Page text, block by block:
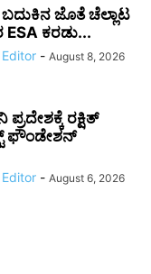
ಜೊತೆ ಚೆಲ್ಲಾಟ
ESA ಕರಡು...
- August 8, 2026
ರಕ್ಷಿತ್
ಫೌಂಡೇಶನ್
- August 6, 2026